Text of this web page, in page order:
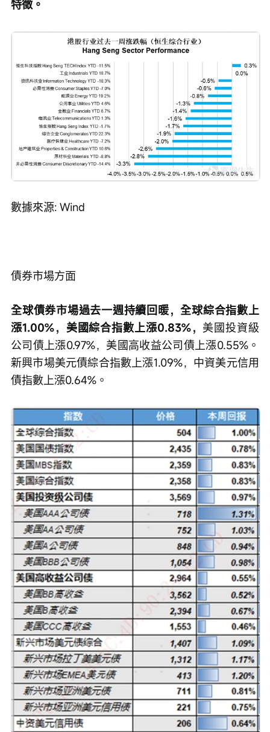
特徵。
數據來源: Wind
債券市場方面
全球債券市場過去一週持續回暖，全球綜合指數上
漲1.00%，美國綜合指數上漲0.83%， 美國投資級
公司債上漲0.97%，美國高收益公司債上漲0.55%。
新興市場美元債綜合指數上漲1.09%，中資美元信用
債指數上漲0.64%。